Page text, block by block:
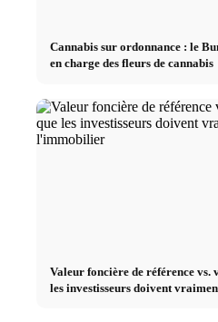
Cannabis sur ordonnance : le
en charge des fleurs de cannabis
Valeur foncière de référence vs.
les investisseurs doivent